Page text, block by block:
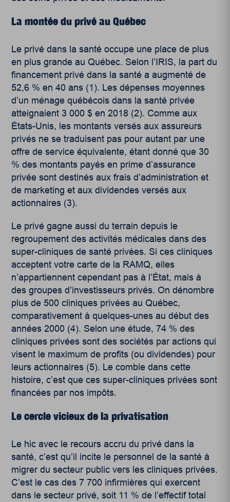
La montée du privé au Québec
Le privé dans la santé occupe une place de plus
en plus grande au Québec. Selon l’IRIS, la part du
financement privé dans la santé a augmenté de
52,6 % en 40 ans (1). Les dépenses moyennes
d’un ménage québécois dans la santé privée
atteignaient 3 000 $ en 2018 (2). Comme aux
États-Unis, les montants versés aux assureurs
privés ne se traduisent pas pour autant par une
offre de service équivalente, étant donné que 30
% des montants payés en prime d’assurance
privée sont destinés aux frais d’administration et
de marketing et aux dividendes versés aux
actionnaires (3).
Le privé gagne aussi du terrain depuis le
regroupement des activités médicales dans des
super-cliniques de santé privées. Si ces cliniques
acceptent votre carte de la RAMQ, elles
n’appartiennent cependant pas à l’État, mais à
des groupes d’investisseurs privés. On dénombre
plus de 500 cliniques privées au Québec,
comparativement à quelques-unes au début des
années 2000 (4). Selon une étude, 74 % des
cliniques privées sont des sociétés par actions qui
visent le maximum de profits (ou dividendes) pour
leurs actionnaires (5). Le comble dans cette
histoire, c’est que ces super-cliniques privées sont
financées par nos impôts.
Le cercle vicieux de la privatisation
Le hic avec le recours accru du privé dans la
santé, c’est qu’il incite le personnel de la santé à
migrer du secteur public vers les cliniques privées.
C’est le cas des 7 700 infirmières qui exercent
dans le secteur privé, soit 11 % de l’effectif total